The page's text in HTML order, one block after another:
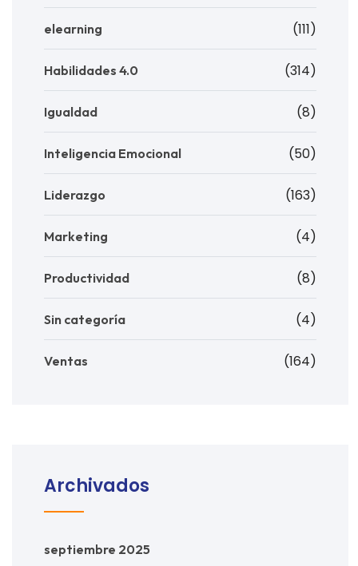
elearning (111)
Habilidades 4.0 (314)
Igualdad (8)
Inteligencia Emocional (50)
Liderazgo (163)
Marketing (4)
Productividad (8)
Sin categoría (4)
Ventas (164)
Archivados
septiembre 2025